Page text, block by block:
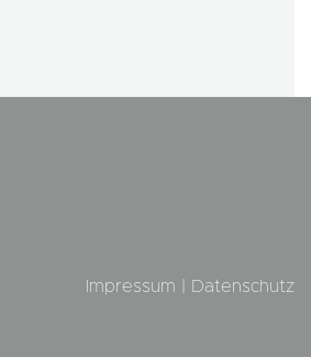
Impressum Datenschutz